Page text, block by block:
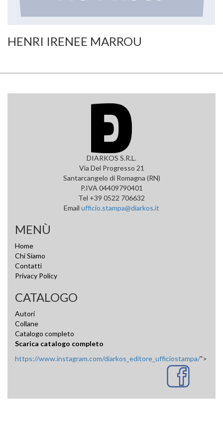
HENRI IRENEE MARROU
DIARKOS S.R.L.
Via Del Progresso 21
Santarcangelo di Romagna (RN)
P.IVA 04409790401
Tel +39 0522 706632
Email ufficio.stampa@diarkos.it
MENÙ
Home
Chi Siamo
Contatti
Privacy Policy
CATALOGO
Autori
Collane
Catalogo completo
Scarica catalogo completo
https://www.instagram.com/diarkos_editore_ufficiostampa/">